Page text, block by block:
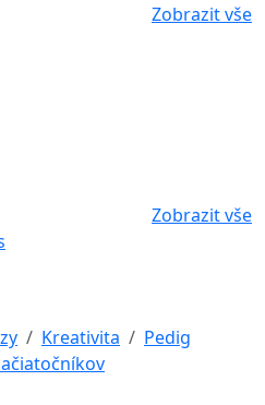
Zobrazit vše
Zobrazit vše
Kreativita
Pedig